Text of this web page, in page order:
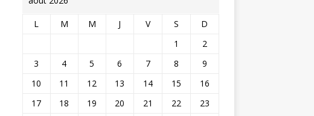
L M M J V S
D
1
2
3
4 5 6 7 8
9
10
11 12 13 14 15
16
17
18 19 20 21 22
23